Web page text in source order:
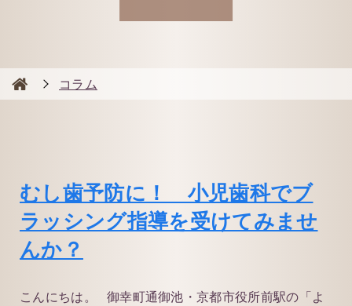
コラム
むし歯予防に！ 小児歯科でブ
ラッシング指導を受けてみませ
んか？
こんにちは。 御幸町通御池・京都市役所前駅の「よ